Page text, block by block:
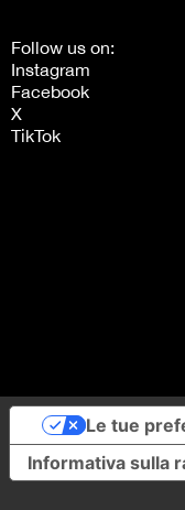
Follow us on:
Instagram
Facebook
X
TikTok
Informativa sulla
Le tue